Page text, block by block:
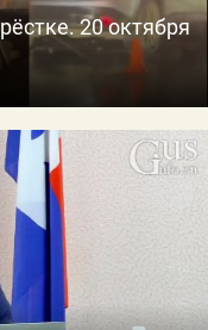
20 октября